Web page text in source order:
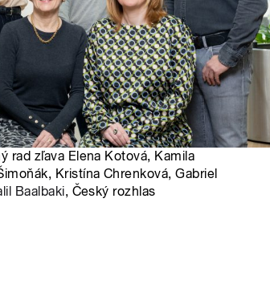
rad zľava Elena Kotová, Kamila
Kristína Chrenková, Gabriel
Baalbaki, Český rozhlas